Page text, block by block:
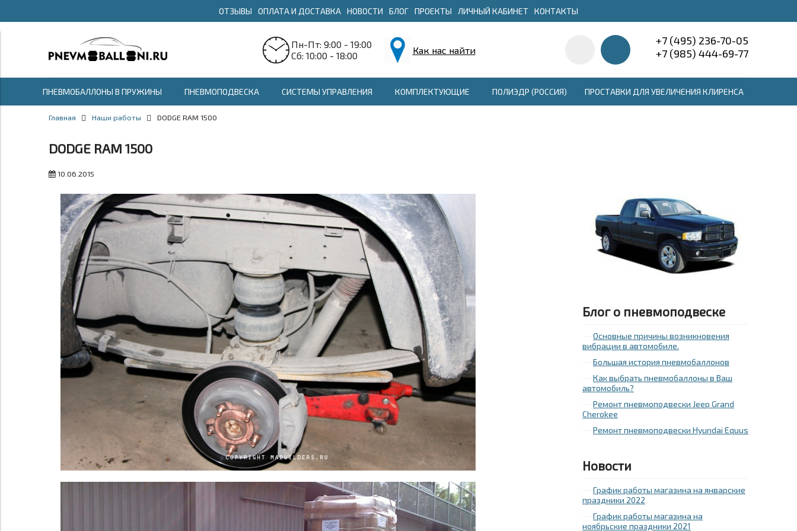
ОТЗЫВЫ ОПЛАТА И ДОСТАВКА НОВОСТИ БЛОГ ПРОЕКТЫ ЛИЧНЫЙ КАБИНЕТ КОНТАКТЫ
Пн-Пт: 9:00 - 19:00
Сб: 10:00 - 18:00
Как нас найти
+7 (495) 236-70-05
+7 (985) 444-69-77
ПНЕВМОБАЛЛОНЫ В ПРУЖИНЫ ПНЕВМОПОДВЕСКА СИСТЕМЫ УПРАВЛЕНИЯ КОМПЛЕКТУЮЩИЕ ПОЛИЭДР (РОССИЯ) ПРОСТАВКИ ДЛЯ УВЕЛИЧЕНИЯ КЛИРЕНСА
Главная Наши работы DODGE RAM 1500
DODGE RAM 1500
10.06.2015
Блог о пневмоподвеске
Основные причины возникновения
вибрации в автомобиле.
Большая история пневмобаллонов
Как выбрать пневмобаллоны в Ваш
автомобиль?
Ремонт пневмоподвески Jeep Grand
Cherokee
Ремонт пневмоподвески Hyundai Equus
Новости
График работы магазина на январские
праздники 2022
График работы магазина на
ноябрьские праздники 2021